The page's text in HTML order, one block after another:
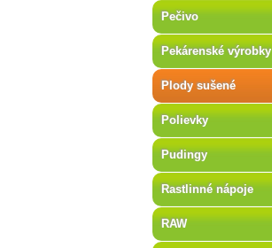
Pečivo
Pekárenské výrobky
Plody sušené
Polievky
Pudingy
Rastlinné nápoje
RAW